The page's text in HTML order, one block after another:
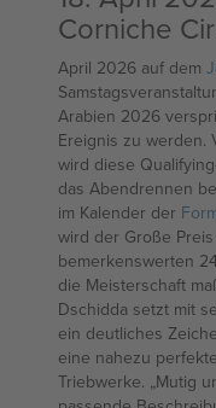
Corniche
April 2026 auf dem
Arabien 2026
Ereignis zu werden.
wird diese
das Abendrennen
im Kalender der
wird der Große
bemerkenswerten
die Meisterschaft
Dschidda setzt mit
ein deutliches
eine nahezu
Triebwerke. „Mutig